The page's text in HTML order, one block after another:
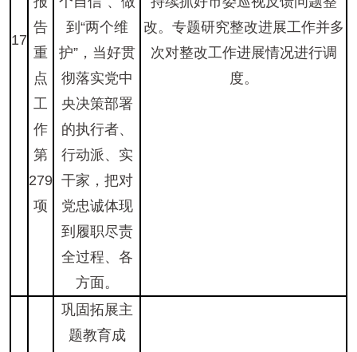
17
告
重
点
工
作
第
279
项
到“两个维
护”，当好贯
彻落实党中
央决策部署
的执行者、
行动派、实
干家，把对
党忠诚体现
到履职尽责
全过程、各
方面。
改。专题研究整改进展工作并多
次对整改工作进展情况进行调
度。
巩固拓展主
题教育成